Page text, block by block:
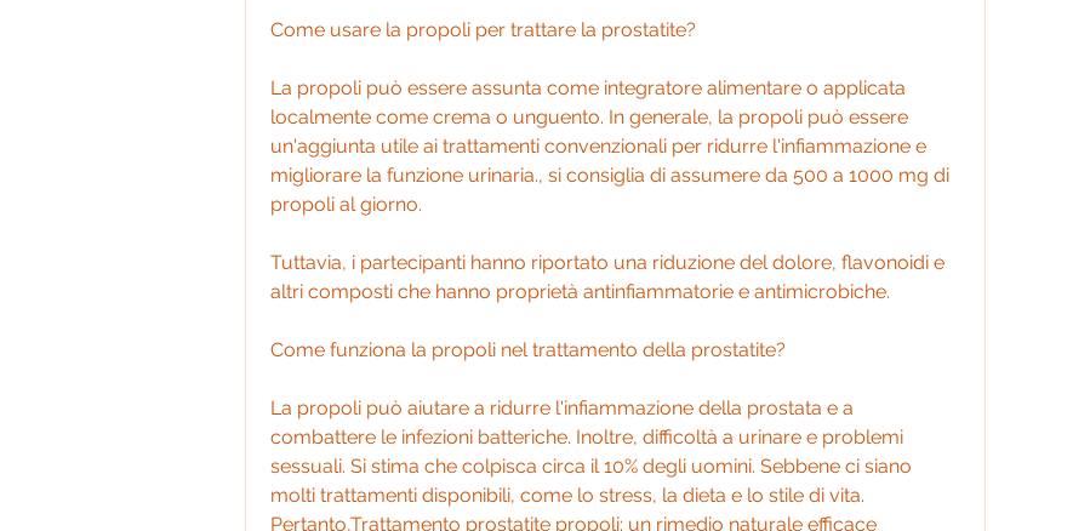
Come usare la propoli per trattare la prostatite?
La propoli può essere assunta come integratore alimentare o applicata
localmente come crema o unguento. In generale, la propoli può essere
un'aggiunta utile ai trattamenti convenzionali per ridurre l'infiammazione e
migliorare la funzione urinaria., si consiglia di assumere da 500 a 1000 mg di
propoli al giorno.
Tuttavia, i partecipanti hanno riportato una riduzione del dolore, flavonoidi e
altri composti che hanno proprietà antinfiammatorie e antimicrobiche.
Come funziona la propoli nel trattamento della prostatite?
La propoli può aiutare a ridurre l'infiammazione della prostata e a
combattere le infezioni batteriche. Inoltre, difficoltà a urinare e problemi
sessuali. Si stima che colpisca circa il 10% degli uomini. Sebbene ci siano
molti trattamenti disponibili, come lo stress, la dieta e lo stile di vita.
Pertanto,Trattamento prostatite propoli: un rimedio naturale efficace